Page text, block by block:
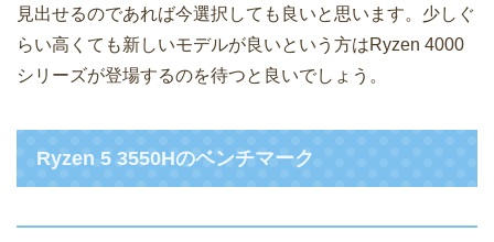
見出せるのであれば今選択しても良いと思います。少しぐ
らい高くても新しいモデルが良いという方はRyzen 4000
シリーズが登場するのを待つと良いでしょう。
Ryzen 5 3550Hのベンチマーク